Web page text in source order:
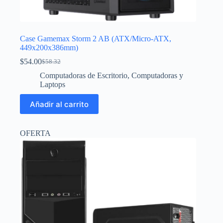
Case Gamemax Storm 2 AB (ATX/Micro-ATX,
449x200x386mm)
$58.32
El
precio
original
era:
$58.32.
$54.00El
precio
actual
es:
$54.00.
Computadoras de Escritorio, Computadoras y
Laptops
Añadir al carrito
OFERTA